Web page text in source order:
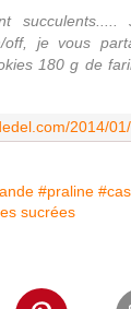
succulents.....
je vous
180 g de
#praline
sucrées